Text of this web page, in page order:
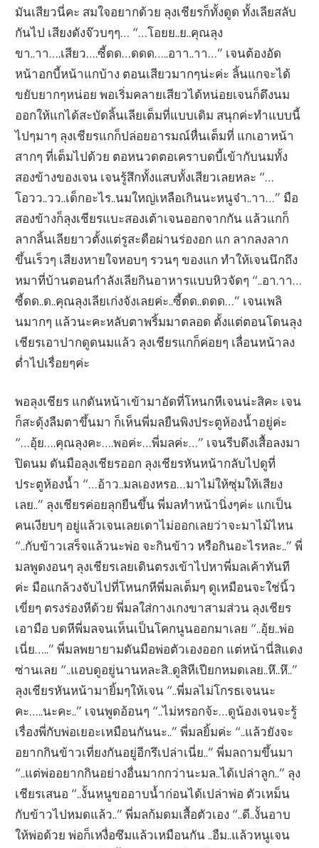
มันเสียวนี่คะ สมใจอยากด้วย ลุงเชียรก็ทั้งดูด ทั้งเลียสลับ
กันไป เสียงดังจ๊วบๆๆ… “…โอยย..ย..คุณลุง
ขา..าา….เสียว….ซี้ดด…ดดด…..อาา..าา…” เจนต้องอัด
หน้าอกบี้หน้าแกบ้าง ตอนเสียวมากๆน่ะค่ะ ลิ้นแกจะได้
ขยับยากๆหน่อย พอเริ่มคลายเสียวได้หน่อยเจนก็ดึงนม
ออกให้แกได้สะบัดลิ้นเลียเต็มที่แบบเดิม สนุกค่ะทำแบบนี้
ไปๆมาๆ ลุงเชียรแกก็ปล่อยอารมณ์หื่นเต็มที่ แกเอาหน้า
สากๆ ที่เต็มไปด้วย ตอหนวดตอเคราบดบี้เข้ากับนมทั้ง
สองข้างของเจน เจนรู้สึกทั้งแสบทั้งเสียวเลยหละ “…
โอวว..วว..เด็กอะไร..นมใหญ่เหลือเกินนะหนูจ๋า..าา…” มือ
สองข้างก็ลุงเชียรแบะสองเต้าเจนออกจากกัน แล้วแกก็
ลากลิ้นเลียยาวตั้งแต่รูสะดือผ่านร่องอก แก ลากลงลาก
ขึ้นเร็วๆ เสียงหายใจหอบๆ รวนๆ ของแก ทำให้เจนนึกถึง
หมาที่บ้านตอนกำลังเลียกินอาหารแบบหิวจัดๆ “..อา.าา…
ซี้ดด..ด..คุณลุงเลียเก่งจังเลยค่ะ..ซี้ดด..ดดด…” เจนเพลิ
นมากๆ แล้วนะคะหลับตาพริ้มมาตลอด ตั้งแต่ตอนโดนลุง
เชียรเอาปากดูดนมแล้ว ลุงเชียรแกก็ค่อยๆ เลื่อนหน้าลง
ต่ำไปเรื่อยๆค่ะ
พอลุงเชียร แกดันหน้าเข้ามาอัดที่โหนกหีเจนน่ะสิคะ เจน
ก็สะดุ้งลืมตาขึ้นมา ก็เห็นพี่มลยืนพิงประตูห้องน้ำอยู่ค่ะ
“…อุ้ย….คุณลุงคะ….พอค่ะ…พี่มลค่ะ…” เจนรีบดึงเสื้อลงมา
ปิดนม ดันมือลุงเชียรออก ลุงเชียรหันหน้ากลับไปดูที่
ประตูห้องน้ำ “…อ้าว..มลเองหรอ…มาไม่ให้ซุ่มให้เสียง
เลย..” ลุงเชียรค่อยลุกยืนขึ้น พี่มลทำหน้านิ่งๆค่ะ แกเป็น
คนเงียบๆ อยู่แล้วเจนเลยเดาไม่ออกเลยว่าจะมาไม้ไหน
“..กับข้าวเสร็จแล้วนะพ่อ จะกินข้าว หรือกินอะไรหละ..” พี่
มลพูดงอนๆ ลุงเชียรเลยเดินตรงเข้าไปหาพี่มลเค้าทันที
ค่ะ มือแกล้วงจับไปที่โหนกหีพี่มลเต็มๆ ดูเหมือนจะใช่นิ้ว
เขี่ยๆ ตรงร่องหีด้วย พี่มลใส่กางเกงขาสามส่วน ลุงเชียร
เอามือ บดหีพี่มลจนเห็นเป็นโคกนูนออกมาเลย “..อุ้ย..พ่อ
เนี่ย…..” พี่มลพยายามดันมือพ่อตัวเองออก แต่หน้านี่สิแดง
ซ่านเลย “..แอบดูอยู่นานหละสิ..ดูสิหีเปียกหมดเลย..หึ..หึ..”
ลุงเชียรหันหน้ามายิ้มๆให้เจน “..พี่มลไม่โกรธเจนนะ
คะ…..นะคะ..” เจนพูดอ้อนๆ “..ไม่หรอกจ้ะ…ดูน้องเจนจะรู้
เรื่องพี่กับพ่อเยอะเหมือนกันนะ..” พี่มลยิ้มค่ะ “..แล้วยังจะ
อยากกินข้าวเที่ยงกันอยู่อีกรึเปล่าเนี่ย..” พี่มลถามขึ้นมา
“..แต่พ่ออยากกินอย่างอื่นมากกว่านะมล..ได้เปล่าลูก..” ลุง
เชียรเสนอ “..งั้นหนูขออาบน้ำก่อนได้เปล่าพ่อ ตัวเหม็น
กับข้าวไปหมดแล้ว..” พี่มลก้มดมเสื้อตัวเอง “..ดี..งั้นอาบ
ให้พ่อด้วย พ่อก็เหงื่อซึมแล้วเหมือนกัน ..อืม..แล้วหนูเจน